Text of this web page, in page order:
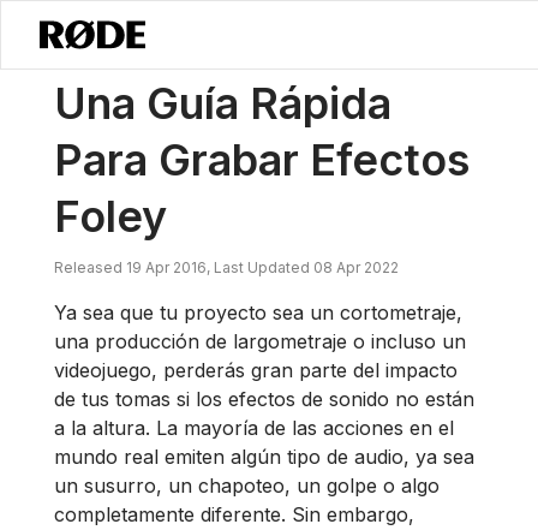
Noticias / Una Guía Rápida Para Grabar Efectos Foley
Una Guía Rápida
Para Grabar Efectos
Foley
Released 19 Apr 2016, Last Updated 08 Apr 2022
Ya sea que tu proyecto sea un cortometraje,
una producción de largometraje o incluso un
videojuego, perderás gran parte del impacto
de tus tomas si los efectos de sonido no están
a la altura. La mayoría de las acciones en el
mundo real emiten algún tipo de audio, ya sea
un susurro, un chapoteo, un golpe o algo
completamente diferente. Sin embargo,